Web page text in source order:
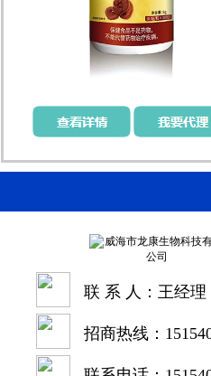
联 系 人：王经理
招商热线：